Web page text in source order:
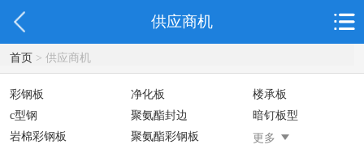
供应商机
首页> 供应商机
彩钢板 净化板
楼承板
c型钢
聚氨酯封边
暗钉板型
岩棉彩钢板
聚氨酯彩钢板
聚氨酯夹芯板
更多